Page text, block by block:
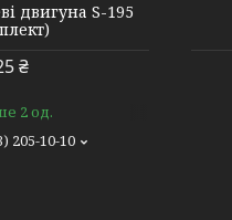
двигуна S-195
₴
2 од.
205-10-10